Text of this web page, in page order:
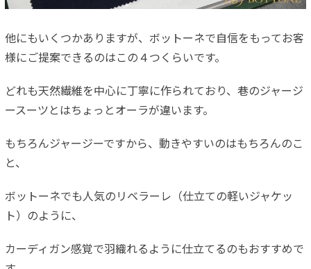
他にもいくつかありますが、ボットーネで自信をもってお客
様にご提案できるのはこの４つくらいです。
どれも天然繊維を中心に丁寧に作られており、巷のジャージ
ースーツとはちょっとオーラが違います。
もちろんジャージーですから、動きやすいのはもちろんのこ
と、
ボットーネでも人気のリベラーレ（仕立ての軽いジャケッ
ト）のように、
カーディガン感覚で羽織れるように仕立てるのもおすすめで